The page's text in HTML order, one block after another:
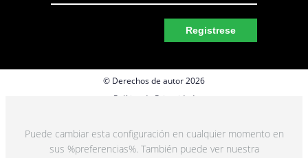
Registrese
© Derechos de autor 2026
Política de Privacidad
Términos y Condiciones
Puede cambiar esta configuración en cualquier momento en
sus %preferencias%. También puede ver nuestra